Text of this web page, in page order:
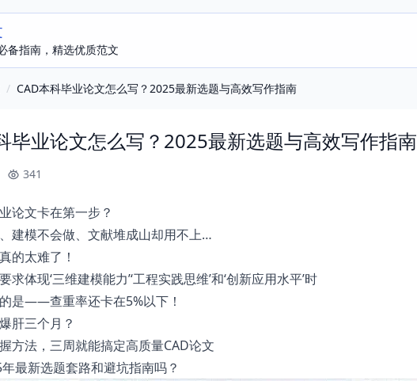
备指南，精选优质范文
/ CAD本科毕业论文怎么写？2025最新选题与高效写作指南
毕业论文怎么写？2025最新选题与高效写作指南
341
论文卡在第一步？
建模不会做、文献堆成山却用不上…
的太难了！
求体现‘三维建模能力’‘工程实践思维’和‘创新应用水平’时
是——查重率还卡在5%以下！
肝三个月？
方法，三周就能搞定高质量CAD论文
最新选题套路和避坑指南吗？